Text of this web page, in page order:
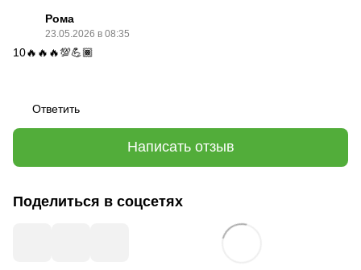
Рома
23.05.2026 в 08:35
10🔥🔥🔥💯💪🏾
Ответить
Написать отзыв
Поделиться в соцсетях